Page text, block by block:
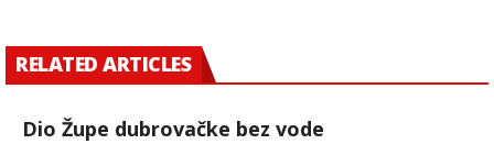
RELATED ARTICLES
Dio Župe dubrovačke bez vode